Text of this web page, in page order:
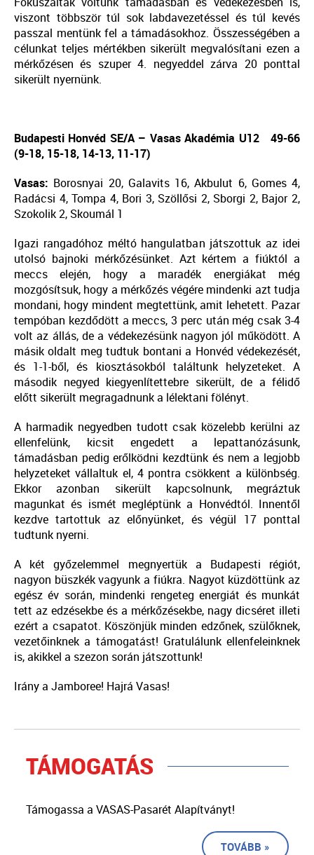
viszont többször túl sok labdavezetéssel és túl kevés
passzal mentünk fel a támadásokhoz. Összességében a
célunkat teljes mértékben sikerült megvalósítani ezen a
mérkőzésen és szuper 4. negyeddel zárva 20 ponttal
sikerült nyernünk.
Budapesti Honvéd SE/A – Vasas Akadémia U12 49-66
(9-18, 15-18, 14-13, 11-17)
Vasas: Borosnyai 20, Galavits 16, Akbulut 6, Gomes 4,
Radácsi 4, Tompa 4, Bori 3, Szöllősi 2, Sborgi 2, Bajor 2,
Szokolik 2, Skoumál 1
Igazi rangadóhoz méltó hangulatban játszottuk az idei
utolsó bajnoki mérkőzésünket. Azt kértem a fiúktól a
meccs elején, hogy a maradék energiákat még
mozgósítsuk, hogy a mérkőzés végére mindenki azt tudja
mondani, hogy mindent megtettünk, amit lehetett. Pazar
tempóban kezdődött a meccs, 3 perc után még csak 3-4
volt az állás, de a védekezésünk nagyon jól működött. A
másik oldalt meg tudtuk bontani a Honvéd védekezését,
és 1-1-ből, és kiosztásokból találtunk helyzeteket. A
második negyed kiegyenlítettebre sikerült, de a félidő
előtt sikerült megragadnunk a lélektani fölényt.
A harmadik negyedben tudott csak közelebb kerülni az
ellenfelünk, kicsit engedett a lepattanózásunk,
támadásban pedig erőlködni kezdtünk és nem a legjobb
helyzeteket vállaltuk el, 4 pontra csökkent a különbség.
Ekkor azonban sikerült kapcsolnunk, megráztuk
magunkat és ismét megléptünk a Honvédtól. Innentől
kezdve tartottuk az előnyünket, és végül 17 ponttal
tudtunk nyerni.
A két győzelemmel megnyertük a Budapesti régiót,
nagyon büszkék vagyunk a fiúkra. Nagyot küzdöttünk az
egész év során, mindenki rengeteg energiát és munkát
tett az edzésekbe és a mérkőzésekbe, nagy dicséret illeti
ezért a csapatot. Köszönjük minden edzőnek, szülőknek,
vezetőinknek a támogatást! Gratulálunk ellenfeleinknek
is, akikkel a szezon során játszottunk!
Irány a Jamboree! Hajrá Vasas!
TÁMOGATÁS
Támogassa a VASAS-Pasarét Alapítványt!
TOVÁBB »